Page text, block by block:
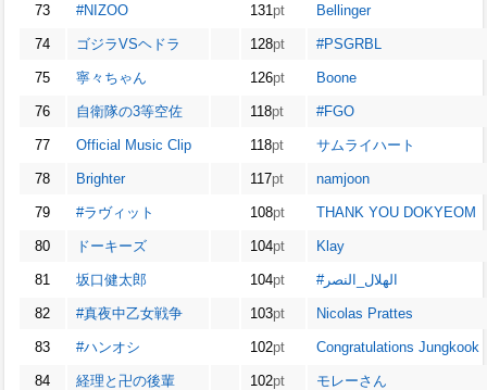
73 #NIZOO 131 pt Bellinger
74 ゴジラVSヘドラ 128pt #PSGRBL
75 寧々ちゃん 126pt Boone
76 自衛隊の3等空佐 118pt #FGO
77 Official Music Clip 118pt サムライハート
78 Brighter 117pt namjoon
79 #ラヴィット 108pt THANK YOU DOKYEOM
80 ドーキーズ 104pt Klay
81 坂口健太郎 104pt #الهلال_النصر
82 #真夜中乙女戦争 103pt Nicolas Prattes
83 #ハンオシ 102pt Congratulations Jungkook
84 経理と卍の後輩 102pt モレーさん